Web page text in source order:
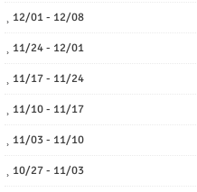
12/01 - 12/08
11/24 - 12/01
11/17 - 11/24
11/10 - 11/17
11/03 - 11/10
10/27 - 11/03